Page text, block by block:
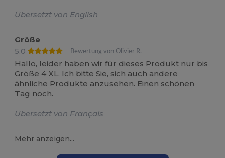
Übersetzt von English
Größe
5.0
Bewertung von Olivier R.
Hallo, leider haben wir für dieses Produkt nur bis
Größe 4 XL. Ich bitte Sie, sich auch andere
ähnliche Produkte anzusehen. Einen schönen
Tag noch.
Übersetzt von Français
Mehr anzeigen...